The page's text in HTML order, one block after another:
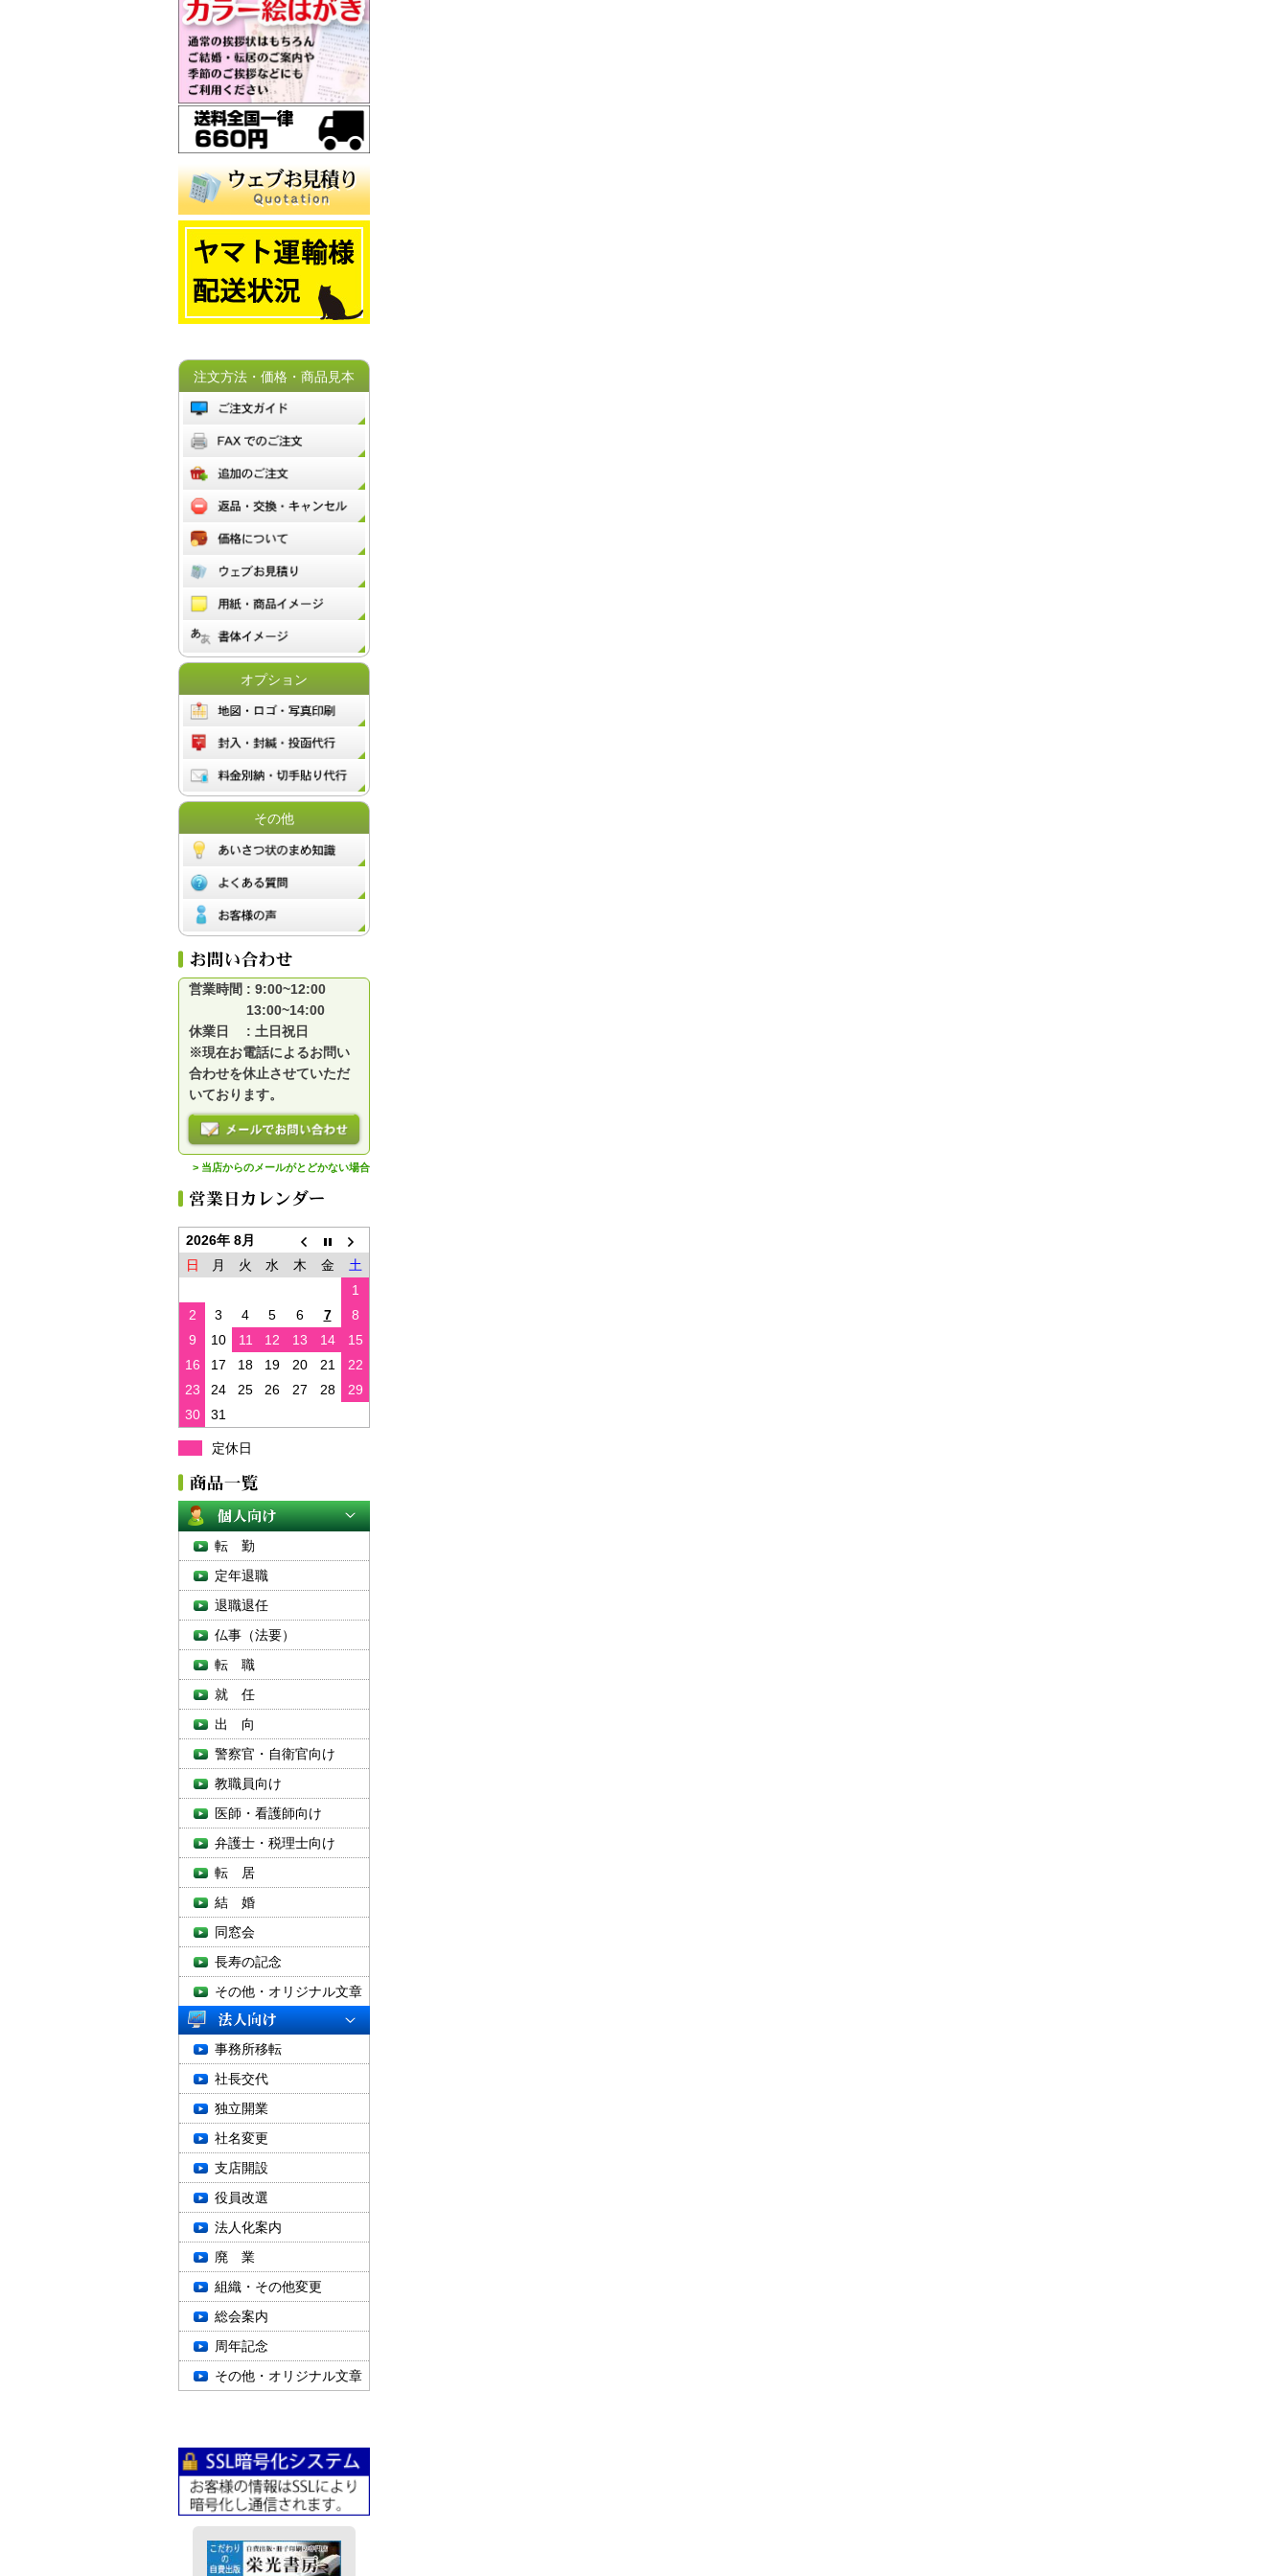
注文方法・価格・商品見本
オプション
その他
営業時間 : 9:00~12:00
13:00~14:00
休業日 : 土日祝日
※現在お電話によるお問い
合わせを休止させていただ
いております。
> 当店からのメールがとどかない場合
2026年 8月
日
月 火 水 木 金
土
1
2
3 4 5 6 7
8
9
10 11 12 13 14
15
16
17 18 19 20 21
22
23
24 25 26 27 28
29
30
31
定休日
転 勤
定年退職
退職退任
仏事（法要）
転 職
就 任
出 向
警察官・自衛官向け
教職員向け
医師・看護師向け
弁護士・税理士向け
転 居
結 婚
同窓会
長寿の記念
その他・オリジナル文章
事務所移転
社長交代
独立開業
社名変更
支店開設
役員改選
法人化案内
廃 業
組織・その他変更
総会案内
周年記念
その他・オリジナル文章